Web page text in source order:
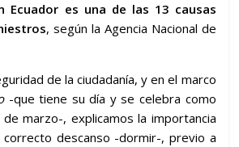
Ecuador es una de las 13 causas
, según la Agencia Nacional de
de la ciudadanía, y en el marco
-que tiene su día y se celebra como
marzo-, explicamos la importancia
correcto descanso -dormir-, previo a